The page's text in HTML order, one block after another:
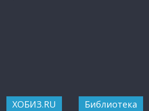
ХОБИЗ.RU Библиотека